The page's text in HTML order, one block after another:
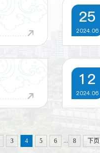
25
2024.06
12
2024.06
3 4 5 6 8 下页